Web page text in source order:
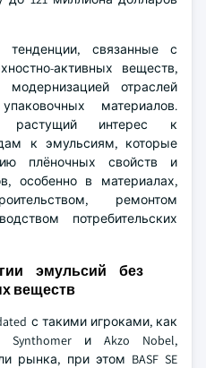
связанные с
активных веществ,
отраслей
материалов.
растущий интерес к
к эмульсиям, которые
плёночных свойств и
особенно в материалах,
ремонтом
потребительских
эмульсий без
веществ
с такими игроками, как
Synthomer и Akzo Nobel,
рынка, при этом BASF SE